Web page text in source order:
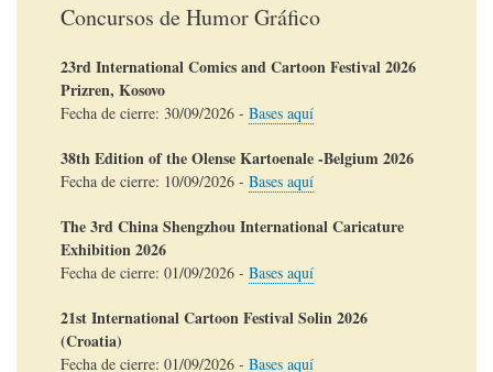
Concursos de Humor Gráfico
23rd International Comics and Cartoon Festival 2026
Prizren, Kosovo
Fecha de cierre: 30/09/2026 - Bases aquí
38th Edition of the Olense Kartoenale -Belgium 2026
Fecha de cierre: 10/09/2026 - Bases aquí
The 3rd China Shengzhou International Caricature
Exhibition 2026
Fecha de cierre: 01/09/2026 - Bases aquí
21st International Cartoon Festival Solin 2026
(Croatia)
Fecha de cierre: 01/09/2026 - Bases aquí